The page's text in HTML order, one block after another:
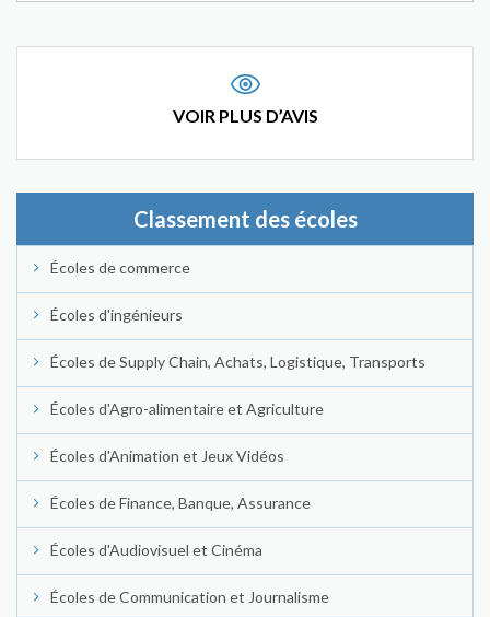
VOIR PLUS D’AVIS
Classement des écoles
Écoles de commerce
Écoles d'ingénieurs
Écoles de Supply Chain, Achats, Logistique, Transports
Écoles d'Agro-alimentaire et Agriculture
Écoles d'Animation et Jeux Vidéos
Écoles de Finance, Banque, Assurance
Écoles d'Audiovisuel et Cinéma
Écoles de Communication et Journalisme